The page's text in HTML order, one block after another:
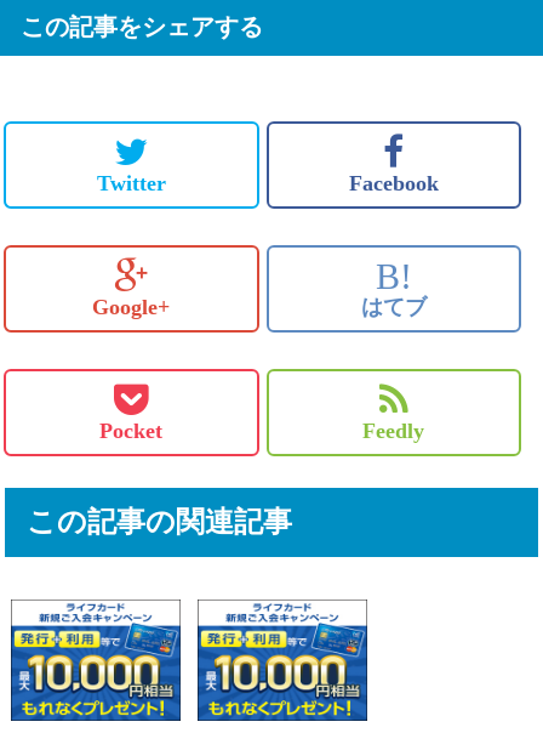
この記事をシェアする
Twitter Facebook
Google+
B!
はてブ
Pocket Feedly
この記事の関連記事